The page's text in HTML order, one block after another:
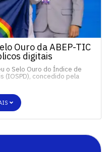
Ouro da ABEP-TIC
digitais
o Selo Ouro do Índice de
(IOSPD), concedido pela